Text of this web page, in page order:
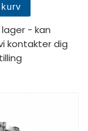
lager - kan
kontakter dig